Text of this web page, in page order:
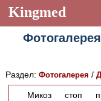
Kingmed
Учебный материал
Фотогалерея
Пароль
Раздел: Фотогалерея /
Микоз стоп